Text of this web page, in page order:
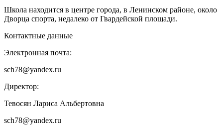
Школа находится в центре города, в Ленинском районе, около
Дворца спорта, недалеко от Гвардейской площади.
Контактные данные
Электронная почта:
sch78@yandex.ru
Директор:
Тевосян Лариса Альбертовна
sch78@yandex.ru